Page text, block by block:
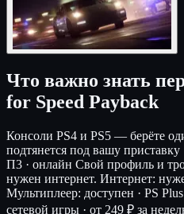
Что важно знать
for Speed Payback
Консоли PS4 и PS5 — берёте
подтянется под вашу приставку
П3 · онлайн Свой профиль и
нужен интернет. Интернет:
Мультиплеер: доступен · PS
сетевой игры · от 249 ₽ за